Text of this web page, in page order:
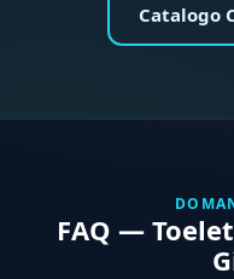
Catalogo
FAQ —